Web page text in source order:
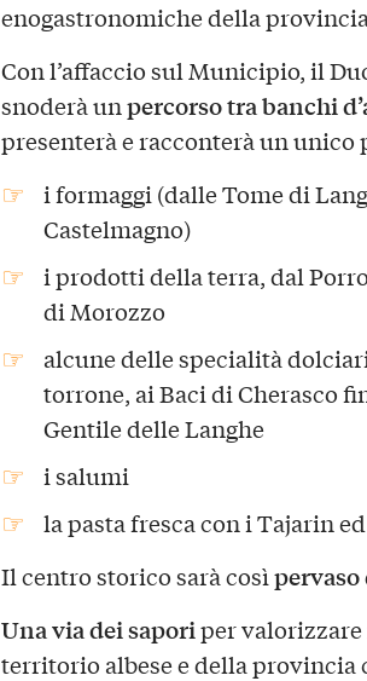
enogastronomiche della
Con l’affaccio sul Municipio, il
snoderà unpercorso tra banchi
presenterà e racconterà un unico
i formaggi (dalle Tome di
Castelmagno)
i prodotti della terra, dal
di Morozzo
alcune delle specialità
torrone, ai Baci di Cherasco
Gentile delle Langhe
i salumi
la pasta fresca con i Tajarin
Il centro storico sarà cosìpervaso
Una via dei saporiper
territorio albese e della provincia